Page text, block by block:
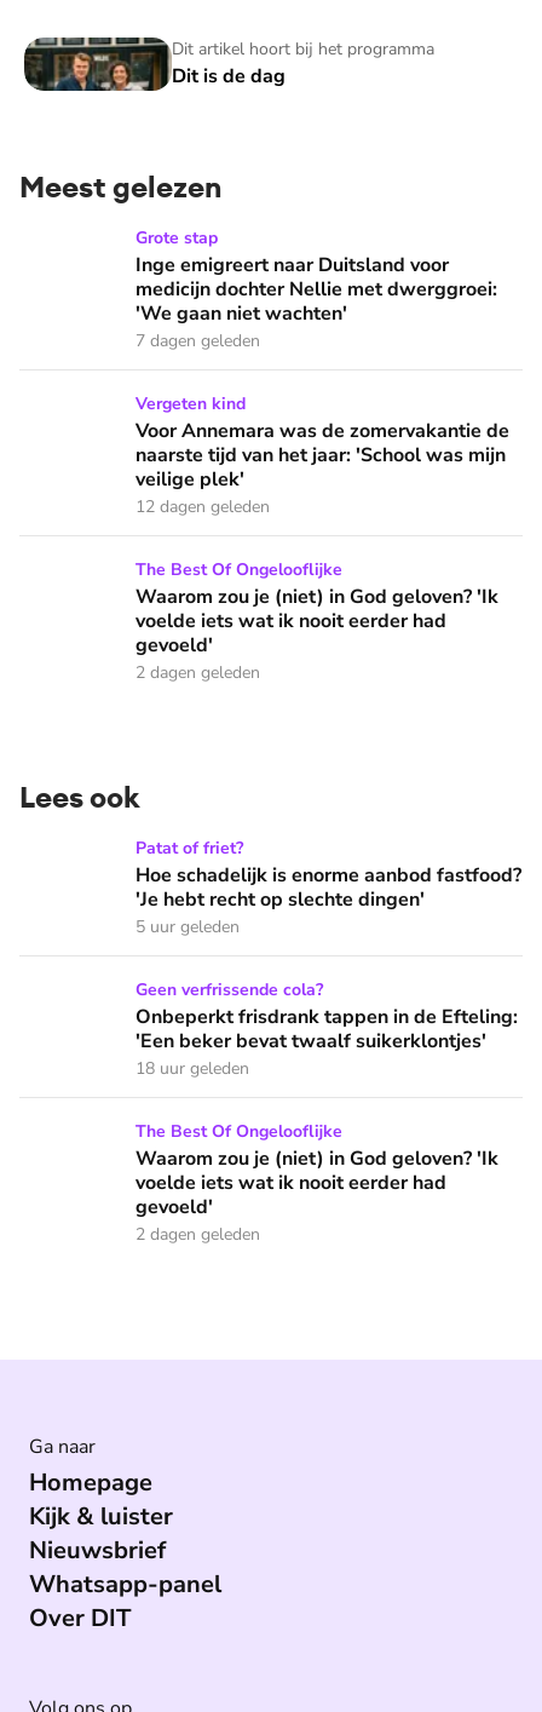
Dit artikel hoort bij het programma
Dit is de dag
Dit is de dag
Meest gelezen
Inge emigreert naar Duitsland voor medicijn dochter
Grote stap
Inge emigreert naar Duitsland voor
medicijn dochter Nellie met dwerggroei:
'We gaan niet wachten'
7 dagen geleden
Voor Annemara was de zomervakantie de naarste tijd van
Vergeten kind
Voor Annemara was de zomervakantie de
naarste tijd van het jaar: 'School was mijn
veilige plek'
12 dagen geleden
Waarom zou je (niet) in God geloven? 'Ik voelde iets wat
The Best Of Ongelooflijke
Waarom zou je (niet) in God geloven? 'Ik
voelde iets wat ik nooit eerder had
gevoeld'
2 dagen geleden
Lees ook
Hoe schadelijk is enorme aanbod fastfood? 'Je hebt recht
Patat of friet?
Hoe schadelijk is enorme aanbod fastfood?
'Je hebt recht op slechte dingen'
5 uur geleden
Onbeperkt frisdrank tappen in de Efteling: 'Een beker
Geen verfrissende cola?
Onbeperkt frisdrank tappen in de Efteling:
'Een beker bevat twaalf suikerklontjes'
18 uur geleden
Waarom zou je (niet) in God geloven? 'Ik voelde iets wat
The Best Of Ongelooflijke
Waarom zou je (niet) in God geloven? 'Ik
voelde iets wat ik nooit eerder had
gevoeld'
2 dagen geleden
Ga naar
Homepage
Kijk & luister
Nieuwsbrief
Whatsapp-panel
Over DIT